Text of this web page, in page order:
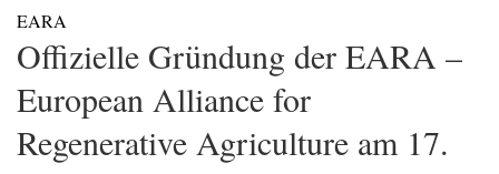
EARA
Offizielle Gründung der EARA –
European Alliance for
Regenerative Agriculture am 17.